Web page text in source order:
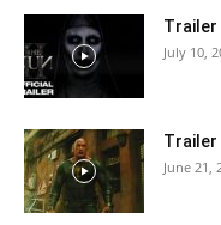
Trailer
July 10,
Trailer
June 21,